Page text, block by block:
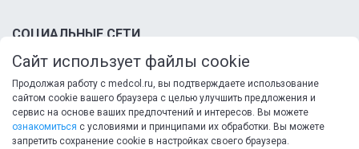
СОЦИАЛЬНЫЕ СЕТИ
Сайт использует файлы cookie
Продолжая работу с medcol.ru, вы подтверждаете использование
сайтом cookie вашего браузера с целью улучшить предложения и
сервис на основе ваших предпочтений и интересов. Вы можете
ознакомиться с условиями и принципами их обработки. Вы можете
запретить сохранение cookie в настройках своего браузера.